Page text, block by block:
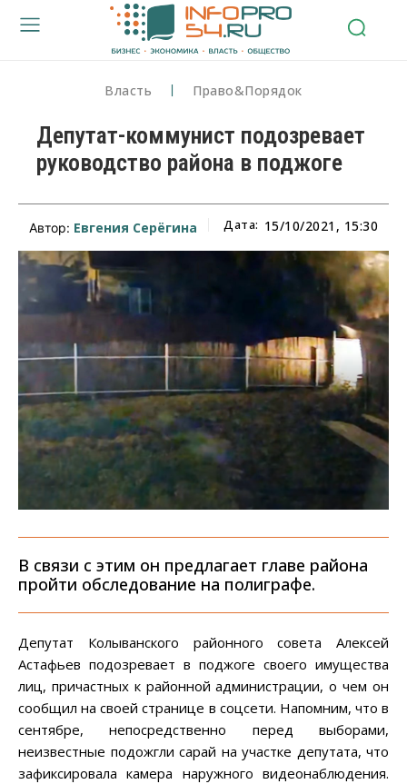
Власть Право&Порядок
Депутат-коммунист подозревает
руководство района в поджоге
Автор: Евгения Серёгина Дата: 15/10/2021, 15:30
В связи с этим он предлагает главе района
пройти обследование на полиграфе.
Депутат Колыванского районного совета Алексей
Астафьев подозревает в поджоге своего имущества
лиц, причастных к районной администрации, о чем он
сообщил на своей странице в соцсети. Напомним, что в
сентябре, непосредственно перед выборами,
неизвестные подожгли сарай на участке депутата, что
зафиксировала камера наружного видеонаблюдения.